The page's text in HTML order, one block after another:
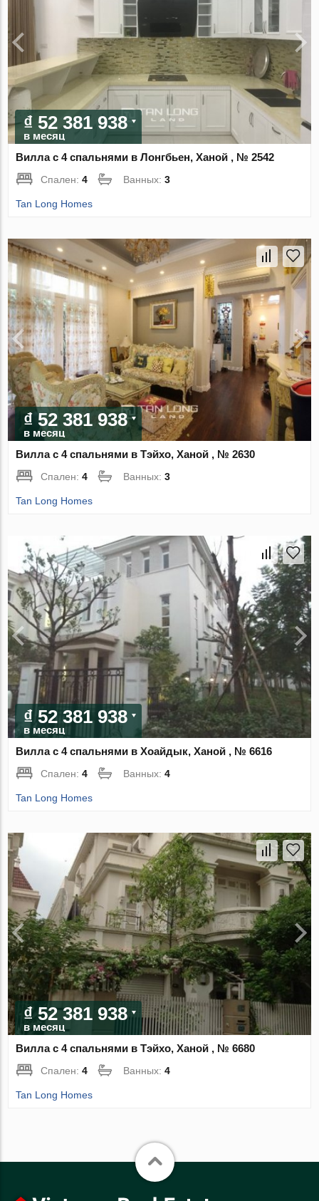
₫ 52 381 938
в месяц
Вилла с 4 спальнями в Лонгбьен, Ханой , № 2542
Спален:4 Ванных:3
Tan Long Homes
₫ 52 381 938
в месяц
Вилла с 4 спальнями в Тэйхо, Ханой , № 2630
Спален:4 Ванных:3
Tan Long Homes
₫ 52 381 938
в месяц
Вилла с 4 спальнями в Хоайдык, Ханой , № 6616
Спален:4 Ванных:4
Tan Long Homes
₫ 52 381 938
в месяц
Вилла с 4 спальнями в Тэйхо, Ханой , № 6680
Спален:4 Ванных:4
Tan Long Homes